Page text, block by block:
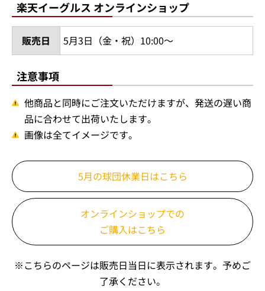
楽天イーグルス オンラインショップ
販売日 5月3日（金・祝）10:00～
注意事項
他商品と同時にご注文いただけますが、発送の遅い商
品に合わせて出荷いたします。
画像は全てイメージです。
5月の球団休業日はこちら
オンラインショップでの
ご購入はこちら
※こちらのページは販売日当日に表示されます。予めご
了承ください。